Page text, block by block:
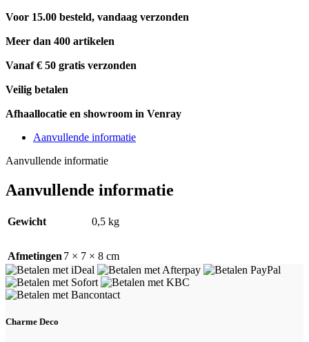
Voor 15.00 besteld, vandaag verzonden
Meer dan 400 artikelen
Vanaf € 50 gratis verzonden
Veilig betalen
Afhaallocatie en showroom in Venray
Aanvullende informatie
Aanvullende informatie
Aanvullende informatie
Gewicht 0,5 kg
Afmetingen 7 × 7 × 8 cm
Charme Deco